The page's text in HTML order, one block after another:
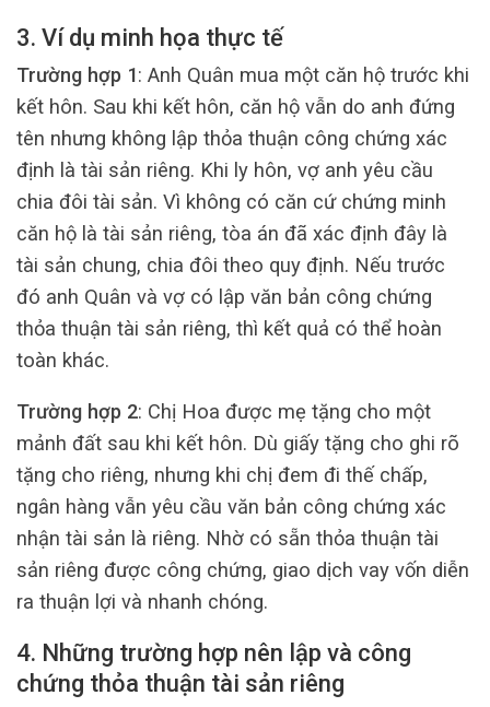
3. Ví dụ minh họa thực tế
Trường hợp 1: Anh Quân mua một căn hộ trước khi
kết hôn. Sau khi kết hôn, căn hộ vẫn do anh đứng
tên nhưng không lập thỏa thuận công chứng xác
định là tài sản riêng. Khi ly hôn, vợ anh yêu cầu
chia đôi tài sản. Vì không có căn cứ chứng minh
căn hộ là tài sản riêng, tòa án đã xác định đây là
tài sản chung, chia đôi theo quy định. Nếu trước
đó anh Quân và vợ có lập văn bản công chứng
thỏa thuận tài sản riêng, thì kết quả có thể hoàn
toàn khác.
Trường hợp 2: Chị Hoa được mẹ tặng cho một
mảnh đất sau khi kết hôn. Dù giấy tặng cho ghi rõ
tặng cho riêng, nhưng khi chị đem đi thế chấp,
ngân hàng vẫn yêu cầu văn bản công chứng xác
nhận tài sản là riêng. Nhờ có sẵn thỏa thuận tài
sản riêng được công chứng, giao dịch vay vốn diễn
ra thuận lợi và nhanh chóng.
4. Những trường hợp nên lập và công
chứng thỏa thuận tài sản riêng